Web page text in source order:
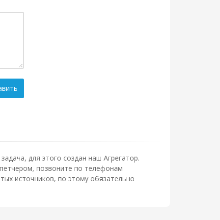
для этого создан наш Агрегатор.
позвоните по телефонам
источников, по этому обязательно